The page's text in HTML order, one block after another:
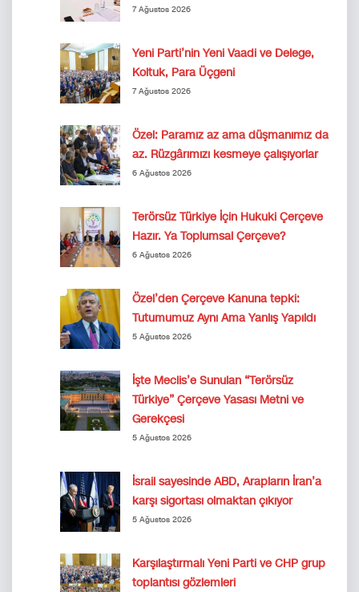
7 Ağustos 2026
Yeni Parti’nin Yeni Vaadi ve Delege,
Koltuk, Para Üçgeni
7 Ağustos 2026
Özel: Paramız az ama düşmanımız da
az. Rüzgârımızı kesmeye çalışıyorlar
6 Ağustos 2026
Terörsüz Türkiye İçin Hukuki Çerçeve
Hazır. Ya Toplumsal Çerçeve?
6 Ağustos 2026
Özel’den Çerçeve Kanuna tepki:
Tutumumuz Aynı Ama Yanlış Yapıldı
5 Ağustos 2026
İşte Meclis’e Sunulan “Terörsüz
Türkiye” Çerçeve Yasası Metni ve
Gerekçesi
5 Ağustos 2026
İsrail sayesinde ABD, Arapların İran’a
karşı sigortası olmaktan çıkıyor
5 Ağustos 2026
Karşılaştırmalı Yeni Parti ve CHP grup
toplantısı gözlemleri